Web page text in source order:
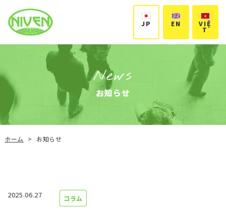
JP EN VIỆ
T
News
お知らせ
ホーム > お知らせ
2025.06.27 コラム